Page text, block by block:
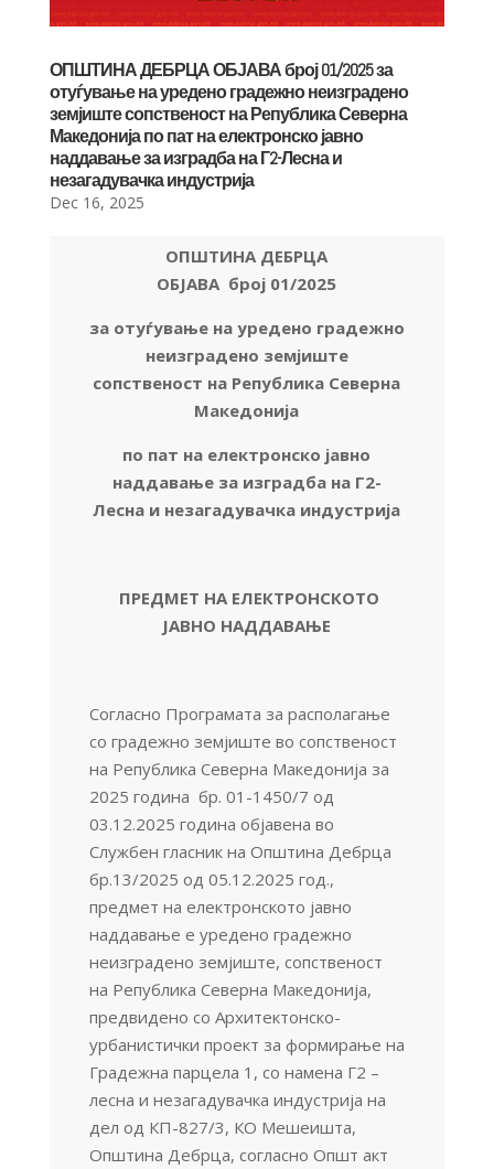
ОПШТИНА ДЕБРЦА ОБЈАВА број 01/2025 за
отуѓување на уредено градежно неизградено
земјиште сопственост на Република Северна
Македонија по пат на електронско јавно
наддавање за изградба на Г2-Лесна и
незагадувачка индустрија
Dec 16, 2025
ОПШТИНА ДЕБРЦА
ОБЈАВА број 01/2025
за отуѓување на уредено градежно
неизградено земјиште
сопственост на Република Северна
Македонија
по пат на електронско јавно
наддавање за изградба на Г2-
Лесна и незагадувачка индустрија
ПРЕДМЕТ НА ЕЛЕКТРОНСКОТО
ЈАВНО НАДДАВАЊЕ
Согласно Програмата за располагање
со градежно земјиште во сопственост
на Република Северна Македонија за
2025 година бр. 01-1450/7 од
03.12.2025 година објавена во
Службен гласник на Општина Дебрца
бр.13/2025 од 05.12.2025 год.,
предмет на електронското јавно
наддавање е уредено градежно
неизградено земјиште, сопственост
на Република Северна Македонија,
предвидено со Архитектонско-
урбанистички проект за формирање на
Градежна парцела 1, со намена Г2 –
лесна и незагадувачка индустрија на
дел од КП-827/3, КО Мешеишта,
Општина Дебрца, согласно Општ акт